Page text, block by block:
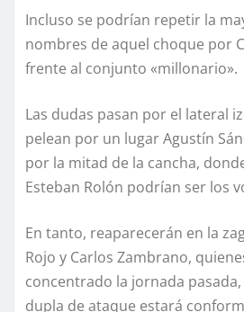
Incluso se podrían repetir la
nombres de aquel choque por
frente al conjunto «millonario».
Las dudas pasan por el lateral
pelean por un lugar Agustín
por la mitad de la cancha,
Esteban Rolón podrían ser los
En tanto, reaparecerán en la
Rojo y Carlos Zambrano,
concentrado la jornada
dupla de ataque estará